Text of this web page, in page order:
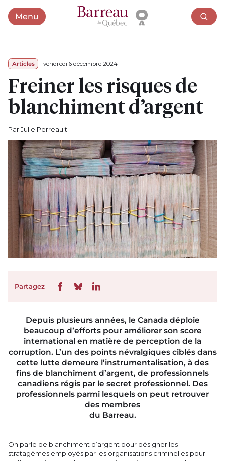
MenuOuvrir le menu
Articles vendredi 6 décembre 2024
Freiner les risques de
blanchiment d’argent
Par Julie Perreault
Partagez
Depuis plusieurs années, le Canada déploie
beaucoup d’efforts pour améliorer son score
international en matière de perception de la
corruption. L’un des points névralgiques ciblés dans
cette lutte demeure l’instrumentalisation, à des
fins de blanchiment d’argent, de professionnels
canadiens régis par le secret professionnel. Des
professionnels parmi lesquels on peut retrouver
des membres
du Barreau.
On parle de blanchiment d’argent pour désigner les
stratagèmes employés par les organisations criminelles pour